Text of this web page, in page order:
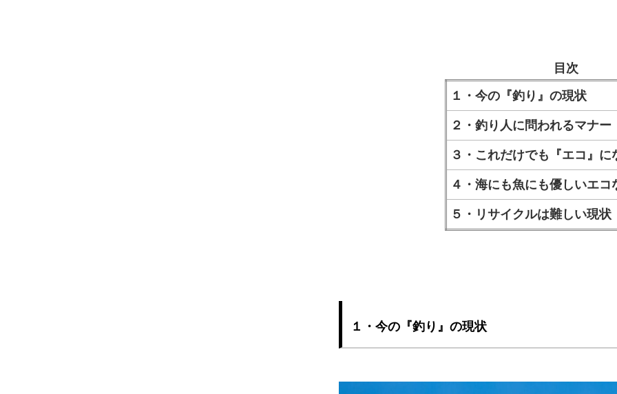
目次
１・今の『釣り』の現状
２・釣り人に問われるマナー
３・これだけでも『エコ』に
４・海にも魚にも優しいエコ
５・リサイクルは難しい現状
１・今の『釣り』の現状